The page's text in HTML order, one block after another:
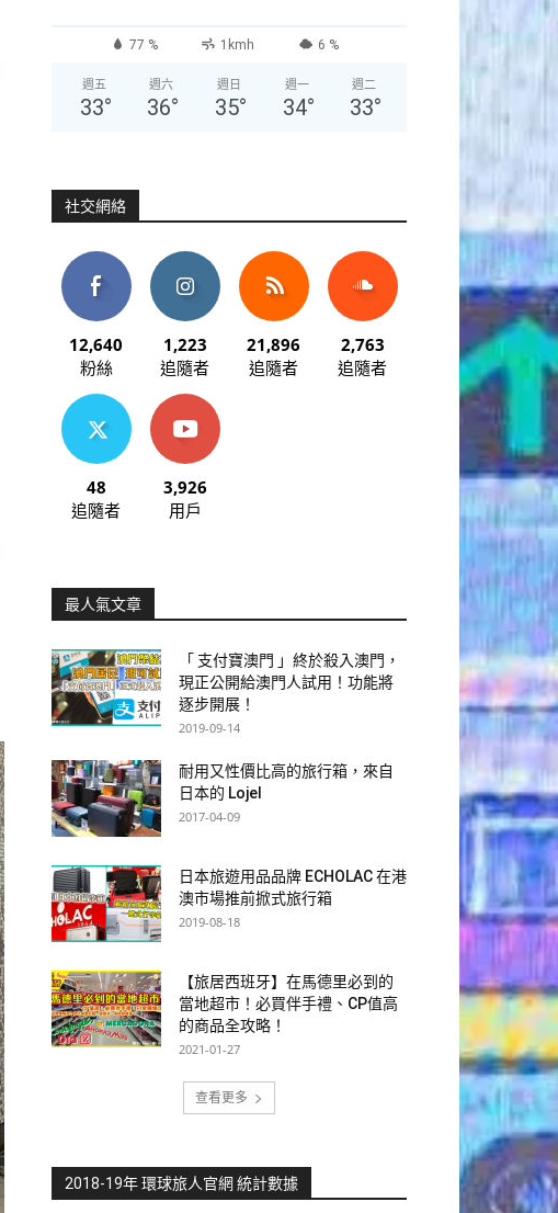
77 % 1kmh 6 %
週五
33°
週六
36°
週日
35°
週一
34°
週二
33°
社交網絡
12,640
粉絲
1,223
追隨者
21,896
追隨者
2,763
追隨者
48
追隨者
3,926
用戶
最人氣文章
「 支付寶澳門 」終於殺入澳門，
現正公開給澳門人試用！功能將
逐步開展！
2019-09-14
耐用又性價比高的旅行箱，來自
日本的 Lojel
2017-04-09
日本旅遊用品品牌 ECHOLAC 在港
澳市場推前掀式旅行箱
2019-08-18
【旅居西班牙】在馬德里必到的
當地超市！必買伴手禮、CP值高
的商品全攻略！
2021-01-27
查看更多
2018-19年 環球旅人官網 統計數據